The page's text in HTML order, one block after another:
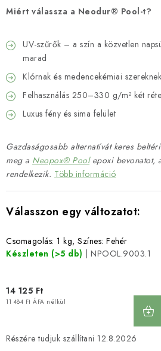
Miért válassza a Neodur® Pool-t?
UV-szűrők – a szín a közvetlen
marad
Klórnak és medencekémiai
Felhasználás 250–330 g/m² két
Luxus fény és sima felület
Gazdaságosabb alternatívát keres
meg a Neopox® Poolepoxi bevonatot,
rendelkezik. Több információ
Csomagolás: 1 kg, Színes: Fehér
Készleten (>5 db) | NPOOL.9003.1
14 125 Ft
11 484 Ft ÁFA nélkül
12.8.2026